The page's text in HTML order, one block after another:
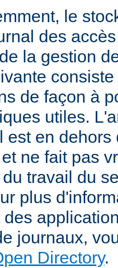
le
des
la gestion
de façon à
utiles.
est en dehors
ne fait pas
travail du
plus
des
journaux,
Directory.